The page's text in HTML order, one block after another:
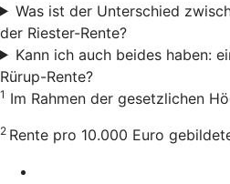
Was ist der Unterschied
der Riester-Rente?
Kann ich auch beides haben:
Rürup-Rente?
1 Im Rahmen der gesetzlichen
2 Rente pro 10.000 Euro